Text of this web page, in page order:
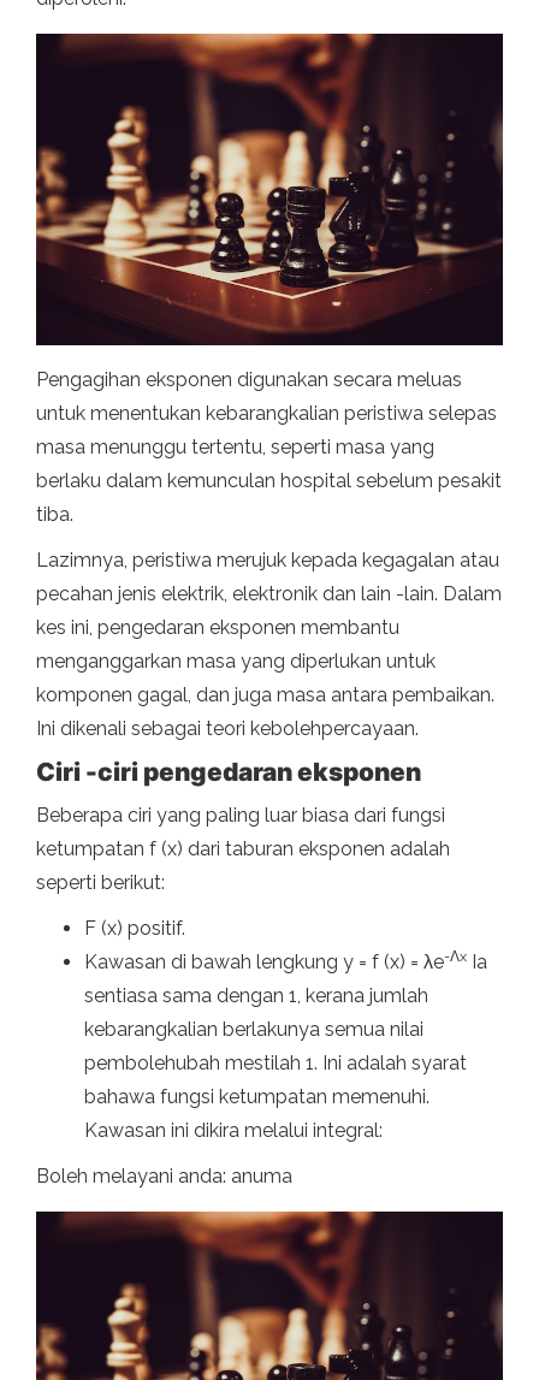
Pengagihan eksponen digunakan secara meluas
untuk menentukan kebarangkalian peristiwa selepas
masa menunggu tertentu, seperti masa yang
berlaku dalam kemunculan hospital sebelum pesakit
tiba.
Lazimnya, peristiwa merujuk kepada kegagalan atau
pecahan jenis elektrik, elektronik dan lain -lain. Dalam
kes ini, pengedaran eksponen membantu
menganggarkan masa yang diperlukan untuk
komponen gagal, dan juga masa antara pembaikan.
Ini dikenali sebagai teori kebolehpercayaan.
Ciri -ciri pengedaran eksponen
Beberapa ciri yang paling luar biasa dari fungsi
ketumpatan f (x) dari taburan eksponen adalah
seperti berikut:
F (x) positif.
Kawasan di bawah lengkung y = f (x) = λe-Λx Ia
sentiasa sama dengan 1, kerana jumlah
kebarangkalian berlakunya semua nilai
pembolehubah mestilah 1. Ini adalah syarat
bahawa fungsi ketumpatan memenuhi.
Kawasan ini dikira melalui integral:
Boleh melayani anda: anuma